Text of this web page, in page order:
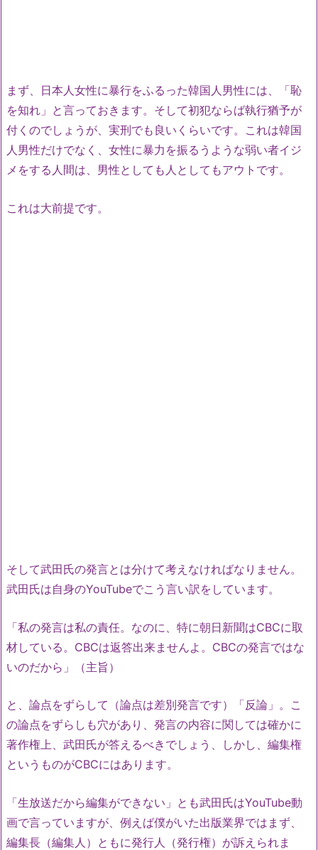
まず、日本人女性に暴行をふるった韓国人男性には、「恥
を知れ」と言っておきます。そして初犯ならば執行猶予が
付くのでしょうが、実刑でも良いくらいです。これは韓国
人男性だけでなく、女性に暴力を振るうような弱い者イジ
メをする人間は、男性としても人としてもアウトです。
これは大前提です。
そして武田氏の発言とは分けて考えなければなりません。
武田氏は自身のYouTubeでこう言い訳をしています。
「私の発言は私の責任。なのに、特に朝日新聞はCBCに取
材している。CBCは返答出来ませんよ。CBCの発言ではな
いのだから」（主旨）
と、論点をずらして（論点は差別発言です）「反論」。こ
の論点をずらしも穴があり、発言の内容に関しては確かに
著作権上、武田氏が答えるべきでしょう、しかし、編集権
というものがCBCにはあります。
「生放送だから編集ができない」とも武田氏はYouTube動
画で言っていますが、例えば僕がいた出版業界ではまず、
編集長（編集人）ともに発行人（発行権）が訴えられま